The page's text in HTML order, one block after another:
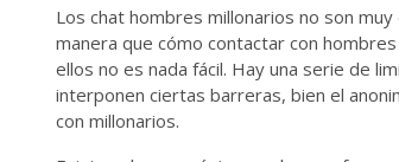
Los chat hombres millonarios no son
manera que cómo contactar con
ellos no es nada fácil. Hay una serie de
interponen ciertas barreras, bien el
con millonarios.